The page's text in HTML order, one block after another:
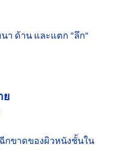
า ด้าน และแตก "ลึก"
ย
กขาดของผิวหนังชั้นใน